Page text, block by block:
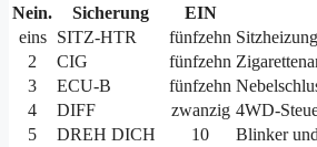
Nein. Sicherung EIN
eins
SITZ-HTR fünfzehn Sitzheizung
2
CIG fünfzehn
3
ECU-B fünfzehn
4
DIFF zwanzig 4WD-
5
DREH DICH 10 Blinker